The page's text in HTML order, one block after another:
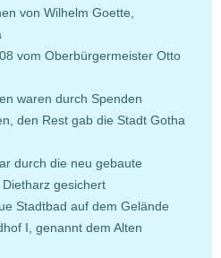
von Wilhelm Goette,
vom Oberbürgermeister Otto
waren durch Spenden
den Rest gab die Stadt Gotha
durch die neu gebaute
gesichert
Stadtbad auf dem Gelände
I, genannt dem Alten